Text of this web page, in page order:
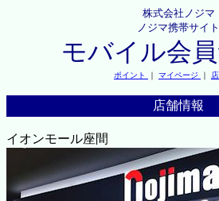
株式会社ノジマ
ノジマ携帯サイト
モバイル会
ポイント ｜ マイページ ｜
店舗情報
イオンモール座間